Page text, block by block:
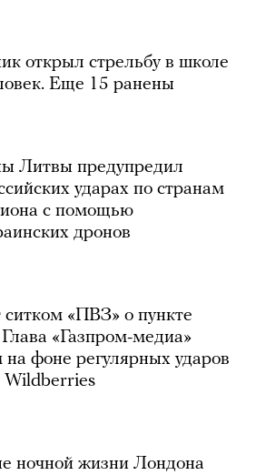
открыл стрельбу в школе
Еще 15 ранены
Литвы предупредил
ударах по странам
с помощью
дронов
«ПВЗ» о пункте
«Газпром-медиа»
фоне регулярных ударов
ночной жизни Лондона